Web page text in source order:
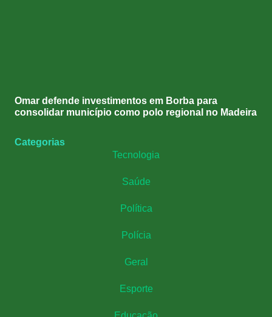
Omar defende investimentos em Borba para
consolidar município como polo regional no Madeira
Categorias
Tecnologia
Saúde
Política
Polícia
Geral
Esporte